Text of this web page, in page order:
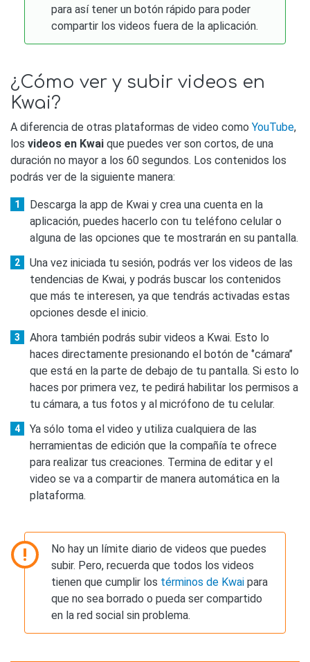
para así tener un botón rápido para poder
compartir los videos fuera de la aplicación.
¿Cómo ver y subir videos en
Kwai?
A diferencia de otras plataformas de video como YouTube,
los videos en Kwai que puedes ver son cortos, de una
duración no mayor a los 60 segundos. Los contenidos los
podrás ver de la siguiente manera:
Descarga la app de Kwai y crea una cuenta en la
aplicación, puedes hacerlo con tu teléfono celular o
alguna de las opciones que te mostrarán en su pantalla.
Una vez iniciada tu sesión, podrás ver los videos de las
tendencias de Kwai, y podrás buscar los contenidos
que más te interesen, ya que tendrás activadas estas
opciones desde el inicio.
Ahora también podrás subir videos a Kwai. Esto lo
haces directamente presionando el botón de ‘’cámara’’
que está en la parte de debajo de tu pantalla. Si esto lo
haces por primera vez, te pedirá habilitar los permisos a
tu cámara, a tus fotos y al micrófono de tu celular.
Ya sólo toma el video y utiliza cualquiera de las
herramientas de edición que la compañía te ofrece
para realizar tus creaciones. Termina de editar y el
video se va a compartir de manera automática en la
plataforma.
No hay un límite diario de videos que puedes
subir. Pero, recuerda que todos los videos
tienen que cumplir los términos de Kwai para
que no sea borrado o pueda ser compartido
en la red social sin problema.